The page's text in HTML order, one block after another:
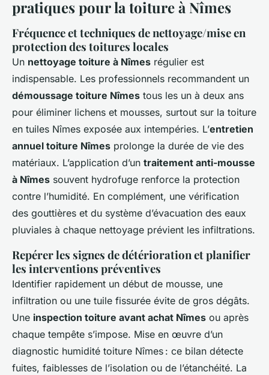
pratiques pour la toiture à Nîmes
Fréquence et techniques de nettoyage/mise en
protection des toitures locales
Un nettoyage toiture à Nîmes régulier est
indispensable. Les professionnels recommandent un
démoussage toiture Nîmes tous les un à deux ans
pour éliminer lichens et mousses, surtout sur la toiture
en tuiles Nîmes exposée aux intempéries. L’entretien
annuel toiture Nîmes prolonge la durée de vie des
matériaux. L’application d’un traitement anti-mousse
à Nîmes souvent hydrofuge renforce la protection
contre l’humidité. En complément, une vérification
des gouttières et du système d’évacuation des eaux
pluviales à chaque nettoyage prévient les infiltrations.
Repérer les signes de détérioration et planifier
les interventions préventives
Identifier rapidement un début de mousse, une
infiltration ou une tuile fissurée évite de gros dégâts.
Une inspection toiture avant achat Nîmes ou après
chaque tempête s’impose. Mise en œuvre d’un
diagnostic humidité toiture Nîmes : ce bilan détecte
fuites, faiblesses de l’isolation ou de l’étanchéité. La